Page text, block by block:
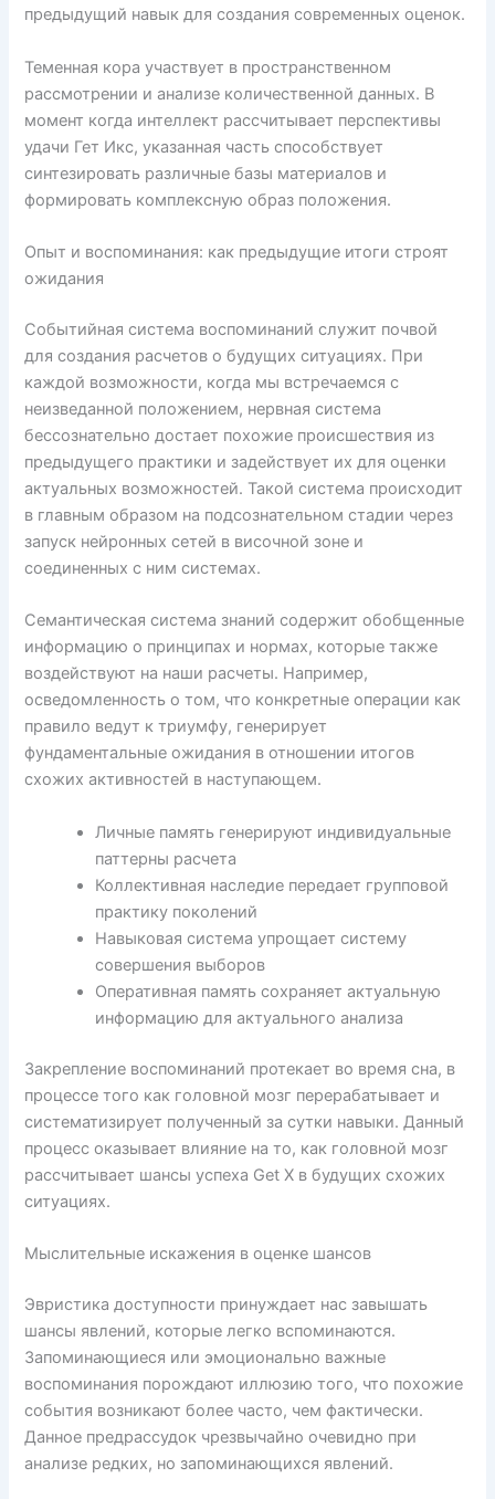
предыдущий навык для создания современных оценок.
Теменная кора участвует в пространственном
рассмотрении и анализе количественной данных. В
момент когда интеллект рассчитывает перспективы
удачи Гет Икс, указанная часть способствует
синтезировать различные базы материалов и
формировать комплексную образ положения.
Опыт и воспоминания: как предыдущие итоги строят
ожидания
Событийная система воспоминаний служит почвой
для создания расчетов о будущих ситуациях. При
каждой возможности, когда мы встречаемся с
неизведанной положением, нервная система
бессознательно достает похожие происшествия из
предыдущего практики и задействует их для оценки
актуальных возможностей. Такой система происходит
в главным образом на подсознательном стадии через
запуск нейронных сетей в височной зоне и
соединенных с ним системах.
Семантическая система знаний содержит обобщенные
информацию о принципах и нормах, которые также
воздействуют на наши расчеты. Например,
осведомленность о том, что конкретные операции как
правило ведут к триумфу, генерирует
фундаментальные ожидания в отношении итогов
схожих активностей в наступающем.
Личные память генерируют индивидуальные
паттерны расчета
Коллективная наследие передает групповой
практику поколений
Навыковая система упрощает систему
совершения выборов
Оперативная память сохраняет актуальную
информацию для актуального анализа
Закрепление воспоминаний протекает во время сна, в
процессе того как головной мозг перерабатывает и
систематизирует полученный за сутки навыки. Данный
процесс оказывает влияние на то, как головной мозг
рассчитывает шансы успеха Get X в будущих схожих
ситуациях.
Мыслительные искажения в оценке шансов
Эвристика доступности принуждает нас завышать
шансы явлений, которые легко вспоминаются.
Запоминающиеся или эмоционально важные
воспоминания порождают иллюзию того, что похожие
события возникают более часто, чем фактически.
Данное предрассудок чрезвычайно очевидно при
анализе редких, но запоминающихся явлений.